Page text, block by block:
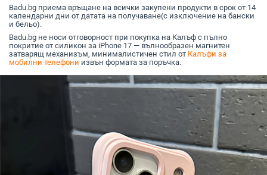
Badu.bg приема връщане на всички закупени продукти в срок от 14
календарни дни от датата на получаване(с изключение на бански
и бельо).
Badu.bg не носи отговорност при покупка на Калъф с пълно
покритие от силикон за iPhone 17 — вълнообразен магнитен
затварящ механизъм, минималистичен стил от Калъфи за
мобилни телефони извън формата за поръчка.